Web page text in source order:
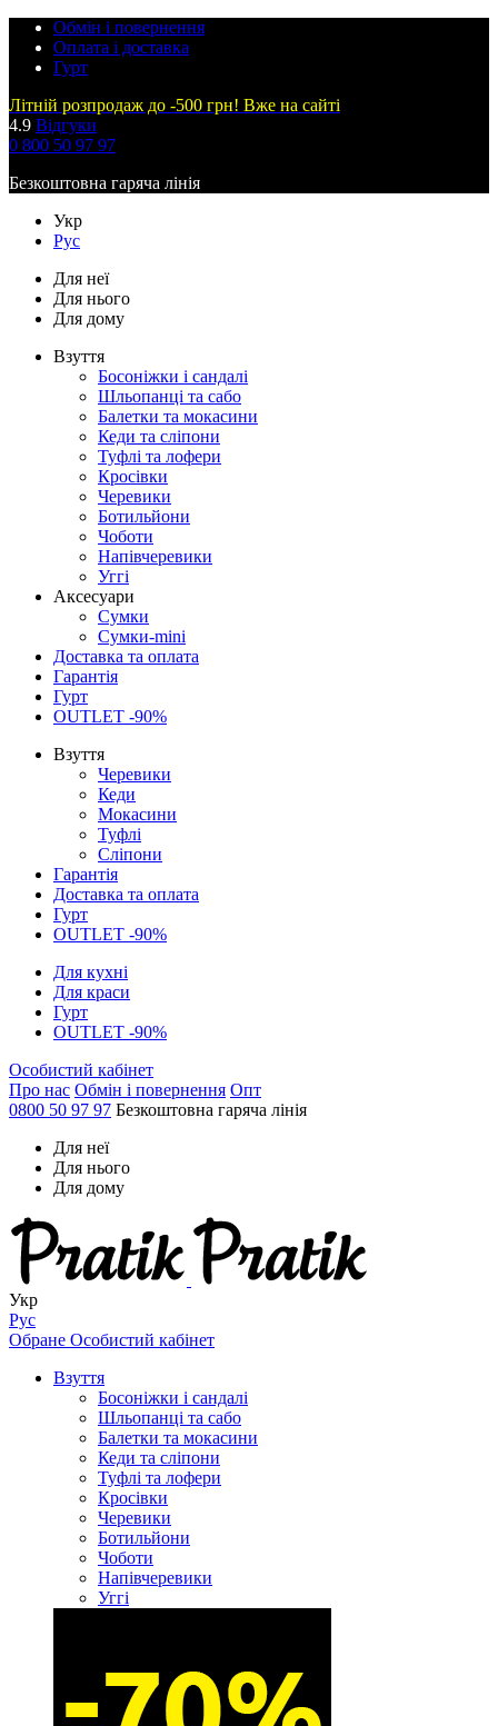
Обмін і повернення
Оплата і доставка
Гурт
Літній розпродаж до -500 грн! Вже на сайті
4.9 Відгуки
0 800 50 97 97
Безкоштовна гаряча лінія
Укр
Рус
Для неї
Для нього
Для дому
Взуття
Босоніжки і сандалі
Шльопанці та сабо
Балетки та мокасини
Кеди та сліпони
Туфлі та лофери
Кросівки
Черевики
Ботильйони
Чоботи
Напівчеревики
Уггі
Аксесуари
Сумки
Сумки-mini
Доставка та оплата
Гарантія
Гурт
OUTLET -90%
Взуття
Черевики
Кеди
Мокасини
Туфлі
Сліпони
Гарантія
Доставка та оплата
Гурт
OUTLET -90%
Для кухні
Для краси
Гурт
OUTLET -90%
Особистий кабінет
Про нас Обмін і повернення Опт
0800 50 97 97 Безкоштовна гаряча лінія
Для неї
Для нього
Для дому
Укр
Рус
Обране Особистий кабінет
Взуття
Босоніжки і сандалі
Шльопанці та сабо
Балетки та мокасини
Кеди та сліпони
Туфлі та лофери
Кросівки
Черевики
Ботильйони
Чоботи
Напівчеревики
Уггі